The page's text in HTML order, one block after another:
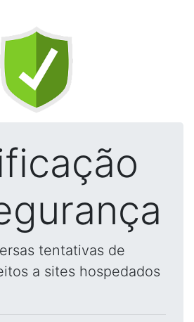
tentativas de
a sites hospedados